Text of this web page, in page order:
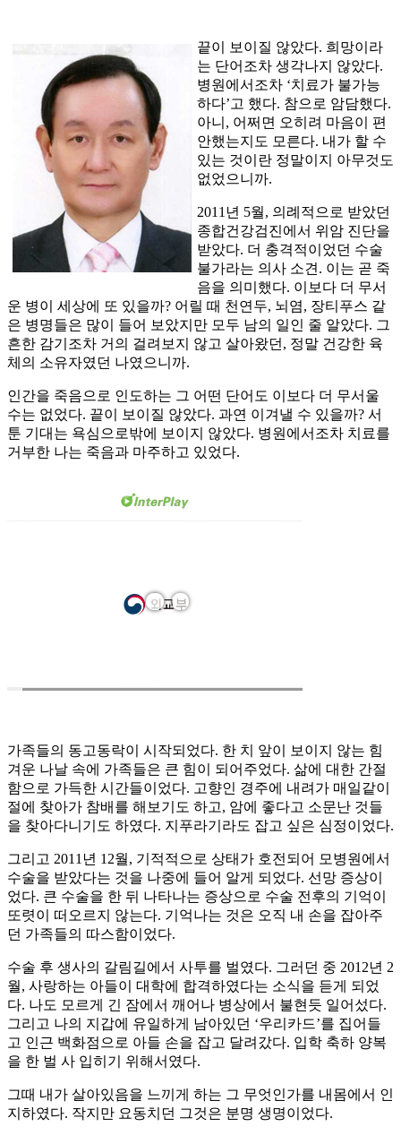
끝이 보이질 않았다. 희망이라
는 단어조차 생각나지 않았다.
병원에서조차 ‘치료가 불가능
하다’고 했다. 참으로 암담했다.
아니, 어쩌면 오히려 마음이 편
안했는지도 모른다. 내가 할 수
있는 것이란 정말이지 아무것도
없었으니까.
2011년 5월, 의례적으로 받았던
종합건강검진에서 위암 진단을
받았다. 더 충격적이었던 수술
불가라는 의사 소견. 이는 곧 죽
음을 의미했다. 이보다 더 무서
운 병이 세상에 또 있을까? 어릴 때 천연두, 뇌염, 장티푸스 같
은 병명들은 많이 들어 보았지만 모두 남의 일인 줄 알았다. 그
흔한 감기조차 거의 걸려보지 않고 살아왔던, 정말 건강한 육
체의 소유자였던 나였으니까.
인간을 죽음으로 인도하는 그 어떤 단어도 이보다 더 무서울
수는 없었다. 끝이 보이질 않았다. 과연 이겨낼 수 있을까? 서
툰 기대는 욕심으로밖에 보이지 않았다. 병원에서조차 치료를
거부한 나는 죽음과 마주하고 있었다.
가족들의 동고동락이 시작되었다. 한 치 앞이 보이지 않는 힘
겨운 나날 속에 가족들은 큰 힘이 되어주었다. 삶에 대한 간절
함으로 가득한 시간들이었다. 고향인 경주에 내려가 매일같이
절에 찾아가 참배를 해보기도 하고, 암에 좋다고 소문난 것들
을 찾아다니기도 하였다. 지푸라기라도 잡고 싶은 심정이었다.
그리고 2011년 12월, 기적적으로 상태가 호전되어 모병원에서
수술을 받았다는 것을 나중에 들어 알게 되었다. 선망 증상이
었다. 큰 수술을 한 뒤 나타나는 증상으로 수술 전후의 기억이
또렷이 떠오르지 않는다. 기억나는 것은 오직 내 손을 잡아주
던 가족들의 따스함이었다.
수술 후 생사의 갈림길에서 사투를 벌였다. 그러던 중 2012년 2
월, 사랑하는 아들이 대학에 합격하였다는 소식을 듣게 되었
다. 나도 모르게 긴 잠에서 깨어나 병상에서 불현듯 일어섰다.
그리고 나의 지갑에 유일하게 남아있던 ‘우리카드’를 집어들
고 인근 백화점으로 아들 손을 잡고 달려갔다. 입학 축하 양복
을 한 벌 사 입히기 위해서였다.
그때 내가 살아있음을 느끼게 하는 그 무엇인가를 내몸에서 인
지하였다. 작지만 요동치던 그것은 분명 생명이었다.